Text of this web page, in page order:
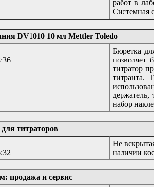
работ в
Системная
DV1010 10 мл Mettler Toledo
Бюретка
позволяет
титратор
титранта.
держатель,
набор
титраторов
Не
наличии
продажа и сервис